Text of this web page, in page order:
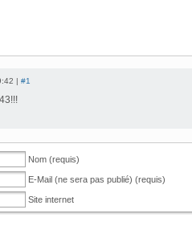
| #1
Nom (requis)
E-Mail (ne sera pas publié) (requis)
Site internet